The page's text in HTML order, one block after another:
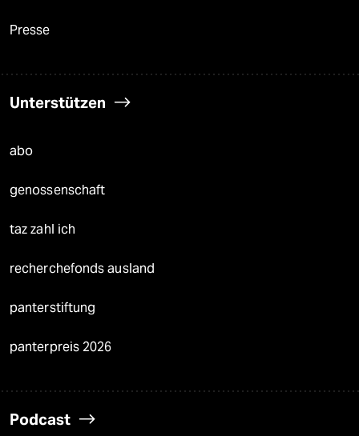
Presse
Unterstützen
abo
genossenschaft
taz zahl ich
recherchefonds ausland
panterstiftung
panterpreis 2026
Podcast